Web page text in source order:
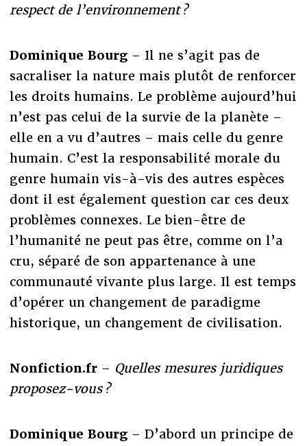
respect de l’environnement ?
Dominique Bourg – Il ne s’agit pas de
sacraliser la nature mais plutôt de renforcer
les droits humains. Le problème aujourd’hui
n’est pas celui de la survie de la planète –
elle en a vu d’autres – mais celle du genre
humain. C’est la responsabilité morale du
genre humain vis-à-vis des autres espèces
dont il est également question car ces deux
problèmes connexes. Le bien-être de
l’humanité ne peut pas être, comme on l’a
cru, séparé de son appartenance à une
communauté vivante plus large. Il est temps
d’opérer un changement de paradigme
historique, un changement de civilisation.
Nonfiction.fr – Quelles mesures juridiques
proposez-vous ?
Dominique Bourg– D’abord un principe de